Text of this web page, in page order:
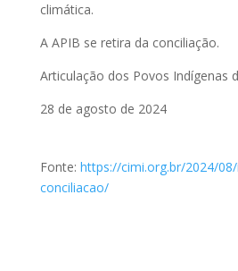
climática.
A APIB se retira da conciliação.
Articulação dos Povos Indígenas
28 de agosto de 2024
Fonte: https://cimi.org.br/2024/
conciliacao/